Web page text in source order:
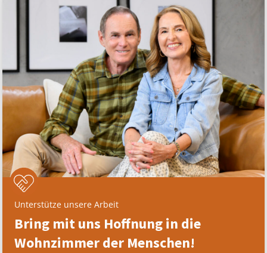
Unterstütze unsere Arbeit
Bring mit uns Hoffnung in die
Wohnzimmer der Menschen!